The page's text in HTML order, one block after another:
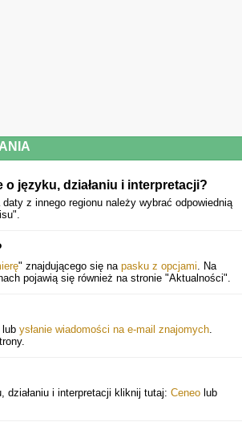
języku, działaniu i interpretacji?
z innego regionu należy wybrać odpowiednią
" znajdującego się na pasku z opcjami. Na
pojawią się również na stronie "Aktualności".
lub ysłanie wiadomości na e-mail znajomych.
i interpretacji kliknij tutaj: Ceneo lub